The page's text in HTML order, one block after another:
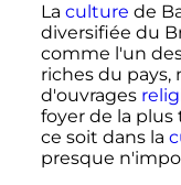
La culture de
diversifiée du
comme l'un
riches du
d'ouvrages
foyer de la
ce soit dans la
presque